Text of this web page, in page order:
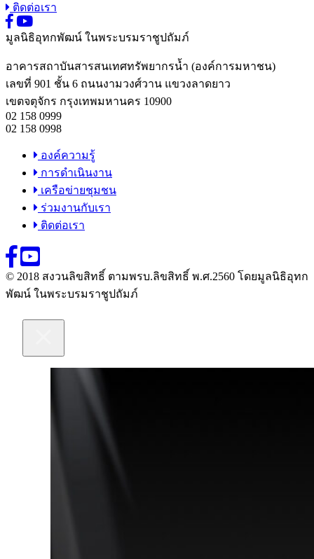
ติดต่อเรา
มูลนิธิอุทกพัฒน์ ในพระบรมราชูปถัมภ์
อาคารสถาบันสารสนเทศทรัพยากรน้ำ (องค์การมหาชน)
เลขที่ 901 ชั้น 6 ถนนงามวงศ์วาน แขวงลาดยาว
เขตจตุจักร กรุงเทพมหานคร 10900
02 158 0999
02 158 0998
องค์ความรู้
การดำเนินงาน
เครือข่ายชุมชน
ร่วมงานกับเรา
ติดต่อเรา
© 2018 สงวนลิขสิทธิ์ ตามพรบ.ลิขสิทธิ์ พ.ศ.2560 โดยมูลนิธิอุทก
พัฒน์ ในพระบรมราชูปถัมภ์